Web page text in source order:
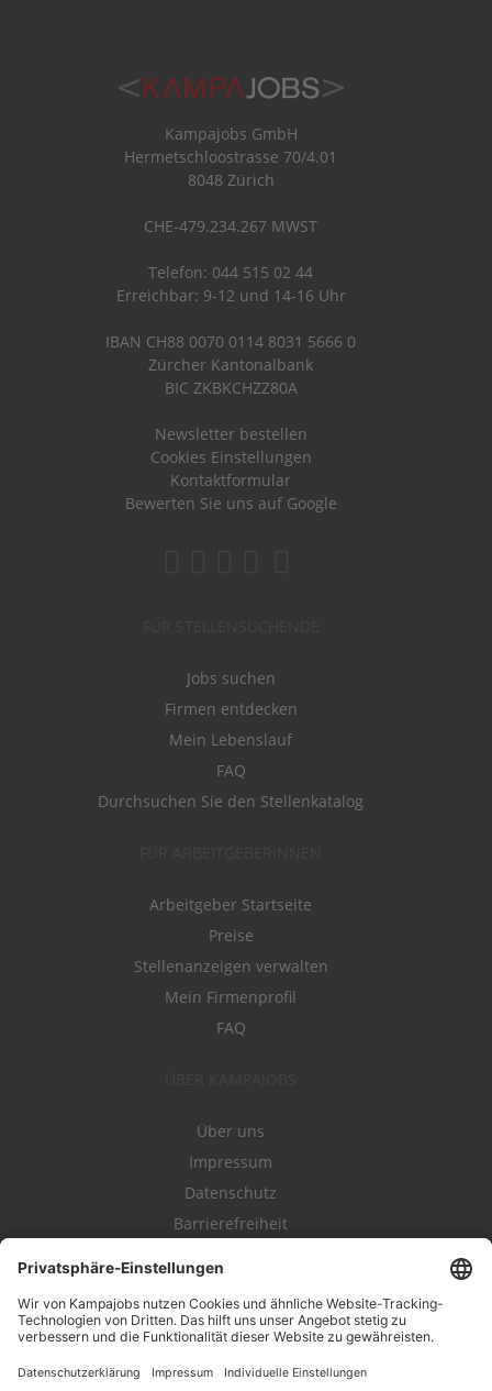
Kampajobs GmbH
Hermetschloostrasse 70/4.01
8048 Zürich
CHE-479.234.267 MWST
Telefon: 044 515 02 44
Erreichbar: 9-12 und 14-16 Uhr
IBAN CH88 0070 0114 8031 5666 0
Zürcher Kantonalbank
BIC ZKBKCHZZ80A
Newsletter bestellen
Cookies Einstellungen
Kontaktformular
Bewerten Sie uns auf Google
Jobs suchen
Firmen entdecken
Mein Lebenslauf
FAQ
Durchsuchen Sie den Stellenkatalog
Arbeitgeber Startseite
Preise
Stellenanzeigen verwalten
Mein Firmenprofil
FAQ
Über uns
Impressum
Datenschutz
Barrierefreiheit
Kampahire
Kampagnenforum
LeadNow